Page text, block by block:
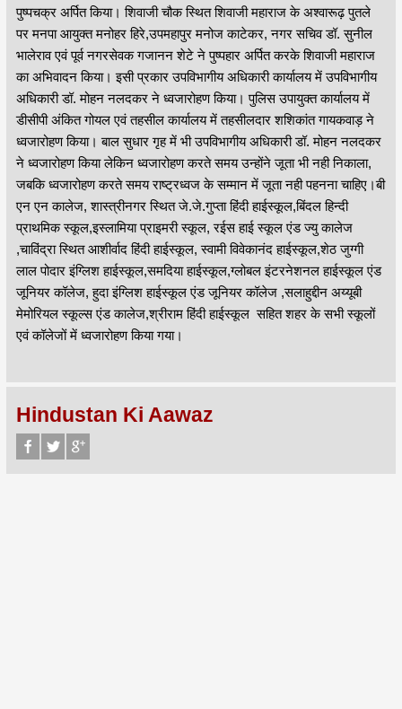
पुष्पचक्र अर्पित किया। शिवाजी चौक स्थित शिवाजी महाराज के अश्वारूढ़ पुतले
पर मनपा आयुक्त मनोहर हिरे,उपमहापुर मनोज काटेकर, नगर सचिव डॉ. सुनील
भालेराव एवं पूर्व नगरसेवक गजानन शेटे ने पुष्पहार अर्पित करके शिवाजी महाराज
का अभिवादन किया। इसी प्रकार उपविभागीय अधिकारी कार्यालय में उपविभागीय
अधिकारी डॉ. मोहन नलदकर ने ध्वजारोहण किया। पुलिस उपायुक्त कार्यालय में
डीसीपी अंकित गोयल एवं तहसील कार्यालय में तहसीलदार शशिकांत गायकवाड़ ने
ध्वजारोहण किया। बाल सुधार गृह में भी उपविभागीय अधिकारी डॉ. मोहन नलदकर
ने ध्वजारोहण किया लेकिन ध्वजारोहण करते समय उन्होंने जूता भी नही निकाला,
जबकि ध्वजारोहण करते समय राष्ट्रध्वज के सम्मान में जूता नही पहनना चाहिए।बी
एन एन कालेज, शास्त्रीनगर स्थित जे.जे.गुप्ता हिंदी हाईस्कूल,बिंदल हिन्दी
प्राथमिक स्कूल,इस्लामिया प्राइमरी स्कूल, रईस हाई स्कूल एंड ज्यु कालेज
,चाविंद्रा स्थित आशीर्वाद हिंदी हाईस्कूल, स्वामी विवेकानंद हाईस्कूल,शेठ जुग्गी
लाल पोदार इंग्लिश हाईस्कूल,समदिया हाईस्कूल,ग्लोबल इंटरनेशनल हाईस्कूल एंड
जूनियर कॉलेज, हुदा इंग्लिश हाईस्कूल एंड जूनियर कॉलेज ,सलाहुद्दीन अय्यूबी
मेमोरियल स्कूल्स एंड कालेज,श्रीराम हिंदी हाईस्कूल सहित शहर के सभी स्कूलों
एवं कॉलेजों में ध्वजारोहण किया गया।
Hindustan Ki Aawaz